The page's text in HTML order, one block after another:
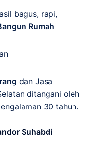
bagus, rapi,
Rumah
dan Jasa
ditangani oleh
30 tahun.
Suhabdi